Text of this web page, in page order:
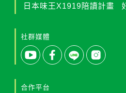
日本味王X1919陪讀計畫
社群媒體
合作平台